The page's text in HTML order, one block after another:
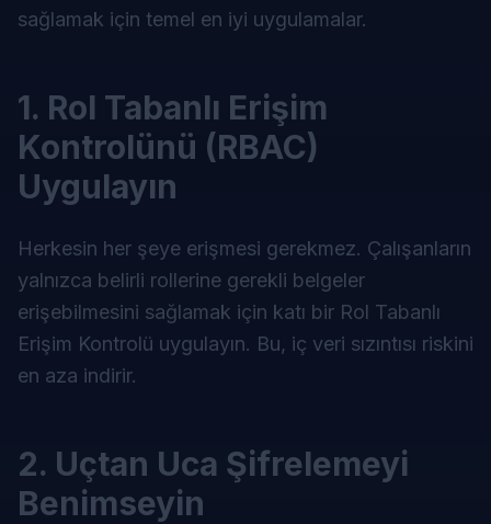
sağlamak için temel en iyi uygulamalar.
1. Rol Tabanlı Erişim
Kontrolünü (RBAC)
Uygulayın
Herkesin her şeye erişmesi gerekmez. Çalışanların
yalnızca belirli rollerine gerekli belgeler
erişebilmesini sağlamak için katı bir Rol Tabanlı
Erişim Kontrolü uygulayın. Bu, iç veri sızıntısı riskini
en aza indirir.
2. Uçtan Uca Şifrelemeyi
Benimseyin